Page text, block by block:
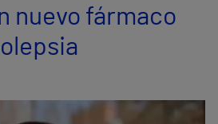
nuevo fármaco